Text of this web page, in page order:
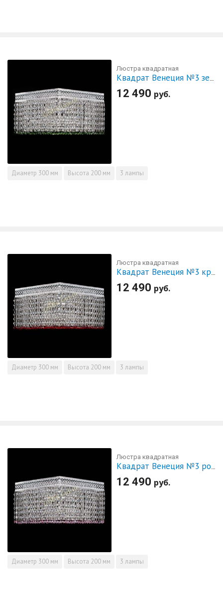
Люстра квадратная
Квадрат Венеция №3 зеленая
12 490 руб.
Диаметр 300 мм Высота 200 мм 3 лампы
Люстра квадратная
Квадрат Венеция №3 красная
12 490 руб.
Диаметр 300 мм Высота 200 мм 3 лампы
Люстра квадратная
Квадрат Венеция №3 розовая
12 490 руб.
Диаметр 300 мм Высота 200 мм 3 лампы